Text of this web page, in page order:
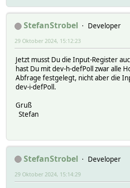
StefanStrobel
Developer
29 Oktober 2024, 15:12:23
Jetzt musst Du die Input-Register
hast Du mit dev-h-defPoll zwar alle
Abfrage festgelegt, nicht aber die
dev-i-defPoll.
Gruß
Stefan
StefanStrobel
Developer
29 Oktober 2024, 15:14:29